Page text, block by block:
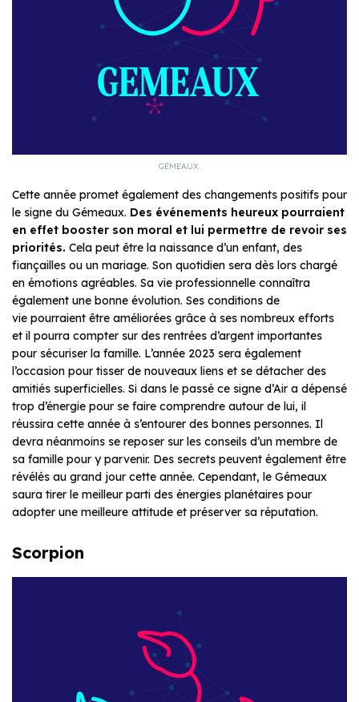
GÉMEAUX.
Cette année promet également des changements positifs pour
le signe du Gémeaux. Des événements heureux pourraient
en effet booster son moral et lui permettre de revoir ses
priorités. Cela peut être la naissance d’un enfant, des
fiançailles ou un mariage. Son quotidien sera dès lors chargé
en émotions agréables. Sa vie professionnelle connaîtra
également une bonne évolution. Ses conditions de
vie pourraient être améliorées grâce à ses nombreux efforts
et il pourra compter sur des rentrées d’argent importantes
pour sécuriser la famille. L’année 2023 sera également
l’occasion pour tisser de nouveaux liens et se détacher des
amitiés superficielles. Si dans le passé ce signe d’Air a dépensé
trop d’énergie pour se faire comprendre autour de lui, il
réussira cette année à s’entourer des bonnes personnes. Il
devra néanmoins se reposer sur les conseils d’un membre de
sa famille pour y parvenir. Des secrets peuvent également être
révélés au grand jour cette année. Cependant, le Gémeaux
saura tirer le meilleur parti des énergies planétaires pour
adopter une meilleure attitude et préserver sa réputation.
Scorpion